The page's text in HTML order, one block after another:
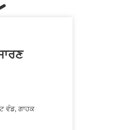
ਵੰਡ, ਗਾਹਕ